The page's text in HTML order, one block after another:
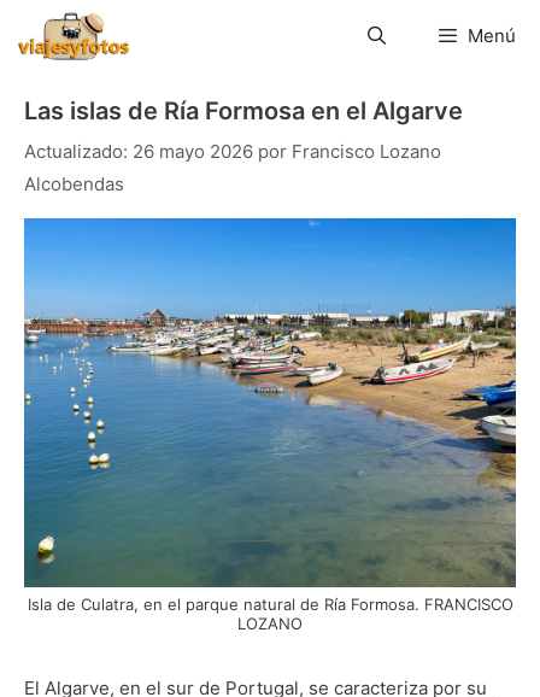
contenido
Menú
Las islas de Ría Formosa en el Algarve
26 mayo 2026 por Francisco Lozano
Alcobendas
Isla de Culatra, en el parque natural de Ría Formosa. FRANCISCO
LOZANO
El Algarve, en el sur de Portugal, se caracteriza por su